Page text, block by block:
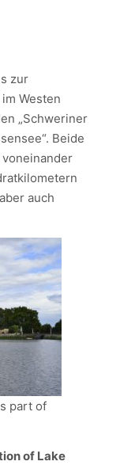
zur
Westen
„Schweriner
Beide
auch
part of
of Lake